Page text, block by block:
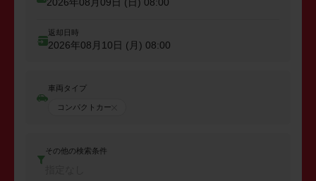
返却日時
2026年08月10日 (月) 08:00
車両タイプ
コンパクトカー
その他の検索条件